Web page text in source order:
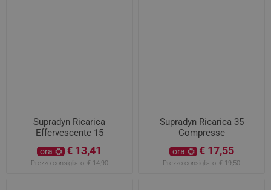
Supradyn Ricarica
Effervescente 15
ora € 13,41
Prezzo consigliato: € 14,90
Supradyn Ricarica 35
Compresse
ora € 17,55
Prezzo consigliato: € 19,50